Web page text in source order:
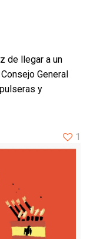
de llegar a un
General
y
1